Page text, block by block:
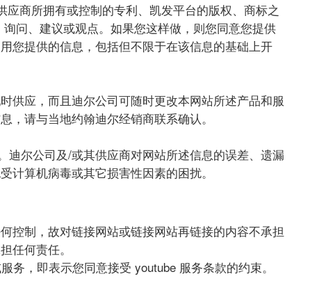
商所拥有或控制的专利、凯发平台的版权、商标之
问、建议或观点。如果您这样做，则您同意您提供
您提供的信息，包括但不限于在该信息的基础上开
供应，而且迪尔公司可随时更改本网站所述产品和服
请与当地约翰迪尔经销商联系确认。
迪尔公司及/或其供应商对网站所述信息的误差、遗漏
算机病毒或其它损害性因素的困扰。
控制，故对链接网站或链接网站再链接的内容不承担
任何责任。
，即表示您同意接受 youtube 服务条款的约束。